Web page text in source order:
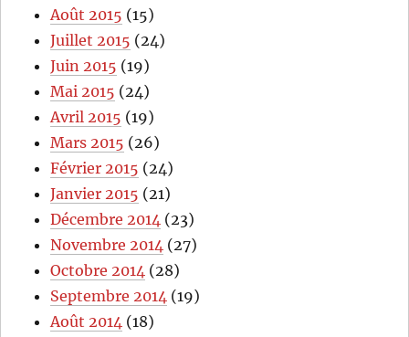
Août 2015 (15)
Juillet 2015 (24)
Juin 2015 (19)
Mai 2015 (24)
Avril 2015 (19)
Mars 2015 (26)
Février 2015 (24)
Janvier 2015 (21)
Décembre 2014 (23)
Novembre 2014 (27)
Octobre 2014 (28)
Septembre 2014 (19)
Août 2014 (18)